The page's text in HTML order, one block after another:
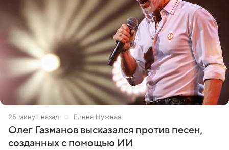
25 минут назад Елена Нужная
Олег Газманов высказался против песен,
созданных с помощью ИИ